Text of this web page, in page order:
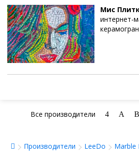
Мис
интернет-
Все производители 4 A B
Производители LeeDo Marble